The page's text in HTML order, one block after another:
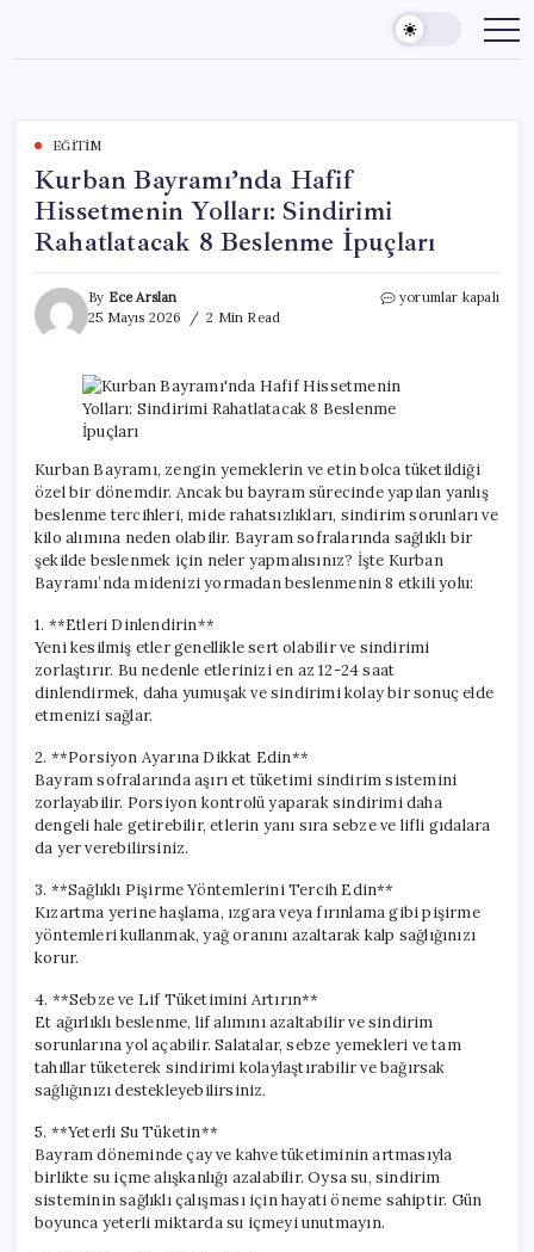
content
EĞITIM
Kurban Bayramı’nda Hafif
Hissetmenin Yolları: Sindirimi
Rahatlatacak 8 Beslenme İpuçları
By Ece Arslan
25 Mayıs 2026
2 Min Read
Kurban
Sindirimi
İpuçları
için
yorumlar kapalı
Kurban Bayramı, zengin yemeklerin ve etin bolca tüketildiği
özel bir dönemdir. Ancak bu bayram sürecinde yapılan yanlış
beslenme tercihleri, mide rahatsızlıkları, sindirim sorunları ve
kilo alımına neden olabilir. Bayram sofralarında sağlıklı bir
şekilde beslenmek için neler yapmalısınız? İşte Kurban
Bayramı’nda midenizi yormadan beslenmenin 8 etkili yolu:
1. **Etleri Dinlendirin**
Yeni kesilmiş etler genellikle sert olabilir ve sindirimi
zorlaştırır. Bu nedenle etlerinizi en az 12-24 saat
dinlendirmek, daha yumuşak ve sindirimi kolay bir sonuç elde
etmenizi sağlar.
2. **Porsiyon Ayarına Dikkat Edin**
Bayram sofralarında aşırı et tüketimi sindirim sistemini
zorlayabilir. Porsiyon kontrolü yaparak sindirimi daha
dengeli hale getirebilir, etlerin yanı sıra sebze ve lifli gıdalara
da yer verebilirsiniz.
3. **Sağlıklı Pişirme Yöntemlerini Tercih Edin**
Kızartma yerine haşlama, ızgara veya fırınlama gibi pişirme
yöntemleri kullanmak, yağ oranını azaltarak kalp sağlığınızı
korur.
4. **Sebze ve Lif Tüketimini Artırın**
Et ağırlıklı beslenme, lif alımını azaltabilir ve sindirim
sorunlarına yol açabilir. Salatalar, sebze yemekleri ve tam
tahıllar tüketerek sindirimi kolaylaştırabilir ve bağırsak
sağlığınızı destekleyebilirsiniz.
5. **Yeterli Su Tüketin**
Bayram döneminde çay ve kahve tüketiminin artmasıyla
birlikte su içme alışkanlığı azalabilir. Oysa su, sindirim
sisteminin sağlıklı çalışması için hayati öneme sahiptir. Gün
boyunca yeterli miktarda su içmeyi unutmayın.